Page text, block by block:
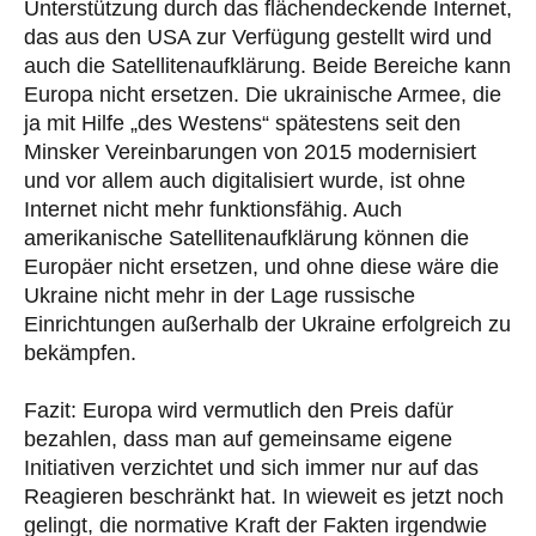
Unterstützung durch das flächendeckende Internet,
das aus den USA zur Verfügung gestellt wird und
auch die Satellitenaufklärung. Beide Bereiche kann
Europa nicht ersetzen. Die ukrainische Armee, die
ja mit Hilfe „des Westens“ spätestens seit den
Minsker Vereinbarungen von 2015 modernisiert
und vor allem auch digitalisiert wurde, ist ohne
Internet nicht mehr funktionsfähig. Auch
amerikanische Satellitenaufklärung können die
Europäer nicht ersetzen, und ohne diese wäre die
Ukraine nicht mehr in der Lage russische
Einrichtungen außerhalb der Ukraine erfolgreich zu
bekämpfen.
Fazit: Europa wird vermutlich den Preis dafür
bezahlen, dass man auf gemeinsame eigene
Initiativen verzichtet und sich immer nur auf das
Reagieren beschränkt hat. In wieweit es jetzt noch
gelingt, die normative Kraft der Fakten irgendwie